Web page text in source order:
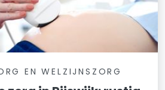
EN WELZIJNSZORG